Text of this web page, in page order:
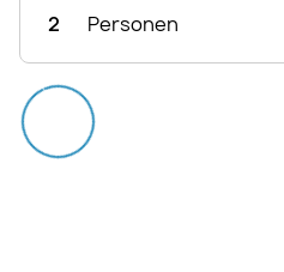
2 Personen